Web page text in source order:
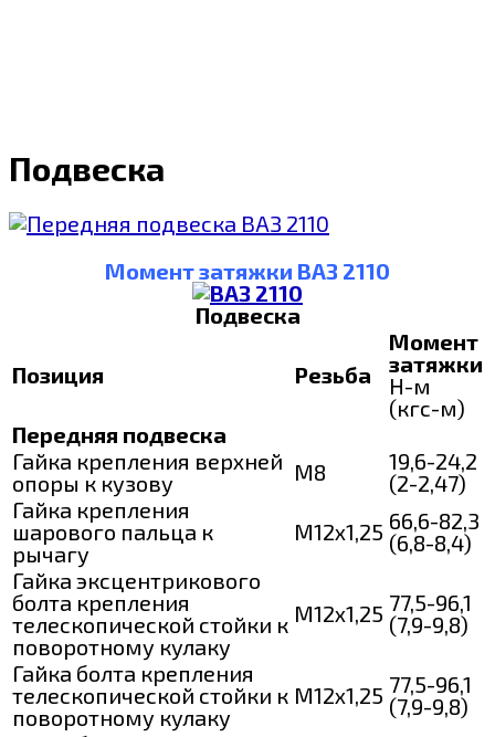
Подвеска
Момент затяжки ВАЗ 2110
Подвеска
Позиция Резьба
Момент
затяжки
Н-м
(кгс-м)
Передняя подвеска
Гайка крепления верхней
опоры к кузову
М8
19,6-24,2
(2-2,47)
Гайка крепления
шарового пальца к
рычагу
М12х1,25 66,6-82,3
(6,8-8,4)
Гайка эксцентрикового
болта крепления
телескопической стойки к
поворотному кулаку
М12х1,25 77,5-96,1
(7,9-9,8)
Гайка болта крепления
телескопической стойки к
поворотному кулаку
М12х1,25 77,5-96,1
(7,9-9,8)